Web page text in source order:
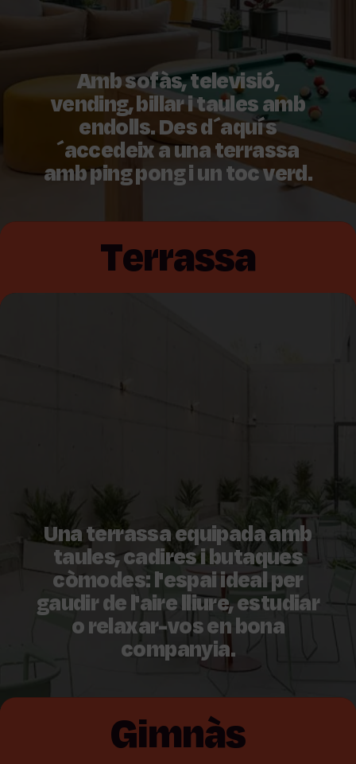
Amb sofàs, televisió,
vending, billar i taules amb
endolls. Des d´aquí s
´accedeix a una terrassa
amb ping pong i un toc verd.
Terrassa
Una terrassa equipada amb
taules, cadires i butaques
còmodes: l'espai ideal per
gaudir de l'aire lliure, estudiar
o relaxar-vos en bona
companyia.
Gimnàs